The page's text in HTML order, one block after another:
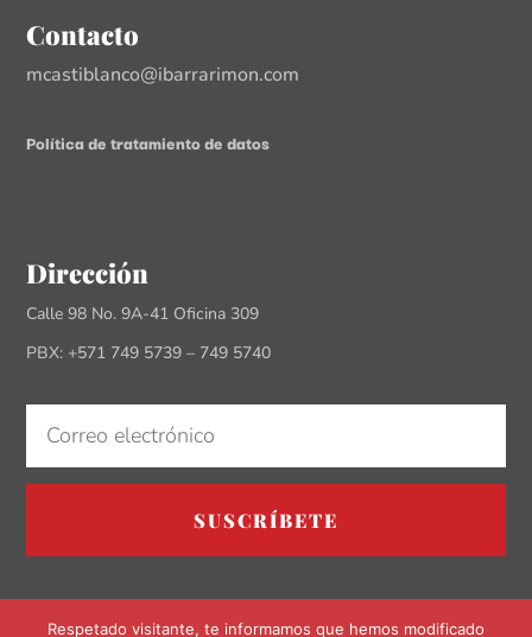
Contacto
mcastiblanco@ibarrarimon.com
Política de tratamiento de datos
Dirección
Calle 98 No. 9A-41 Oficina 309
PBX: +571 749 5739 – 749 5740
SUSCRÍBETE
Respetado visitante, te informamos que hemos modificado